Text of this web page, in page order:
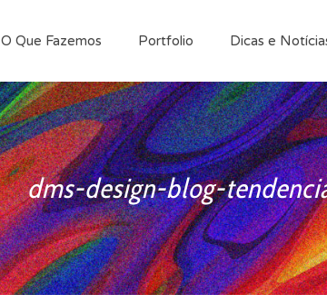
O Que Fazemos Portfolio Dicas e
dms-design-blog-